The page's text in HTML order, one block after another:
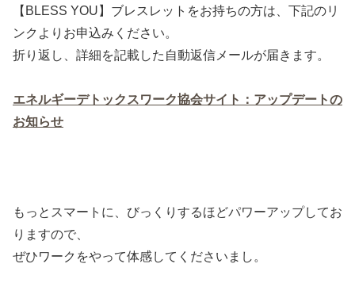
【BLESS YOU】ブレスレットをお持ちの方は、下記のリ
ンクよりお申込みください。
折り返し、詳細を記載した自動返信メールが届きます。
エネルギーデトックスワーク協会サイト：アップデートの
お知らせ
もっとスマートに、びっくりするほどパワーアップしてお
りますので、
ぜひワークをやって体感してくださいまし。